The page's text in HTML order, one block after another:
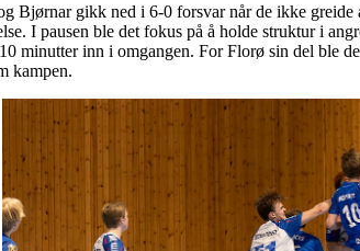
Bjørnar gikk ned i 6-0 forsvar når de ikke
I pausen ble det fokus på å holde struktur i
minutter inn i omgangen. For Florø sin del ble
kampen.